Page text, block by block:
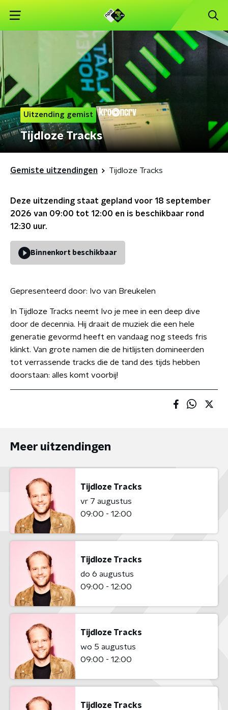
Uitzending gemist
Tijdloze Tracks
Gemiste uitzendingen Tijdloze Tracks
Deze uitzending staat gepland voor 18 september
2026 van 09:00 tot 12:00 en is beschikbaar rond
12:30 uur.
Binnenkort beschikbaar
Gepresenteerd door: Ivo van Breukelen
In Tijdloze Tracks neemt Ivo je mee in een deep dive
door de decennia. Hij draait de muziek die een hele
generatie gevormd heeft en vandaag nog steeds fris
klinkt. Van grote namen die de hitlijsten domineerden
tot verrassende tracks die de tand des tijds hebben
doorstaan: alles komt voorbij!
Meer uitzendingen
Tijdloze Tracks
vr 7 augustus
09:00 - 12:00
Tijdloze Tracks
do 6 augustus
09:00 - 12:00
Tijdloze Tracks
wo 5 augustus
09:00 - 12:00
Tijdloze Tracks